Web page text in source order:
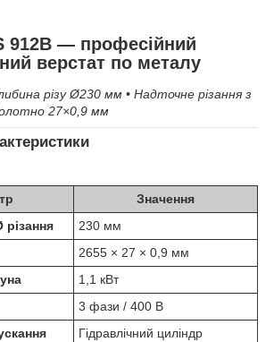
912B — професійний
верстат по металу
різу Ø230 мм • Надточне різання з
27×0,9 мм
Значення
230 мм
2655 × 27 × 0,9 мм
1,1 кВт
3 фази / 400 В
Гідравлічний циліндр